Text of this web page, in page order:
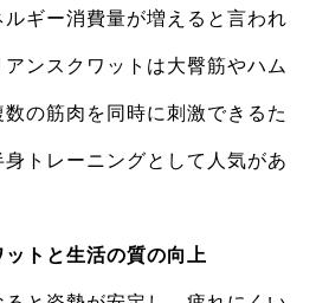
ギー消費量が増えると言われ
ンスクワットは大臀筋やハム
の筋肉を同時に刺激できるた
トレーニングとして人気があ
トと生活の質の向上